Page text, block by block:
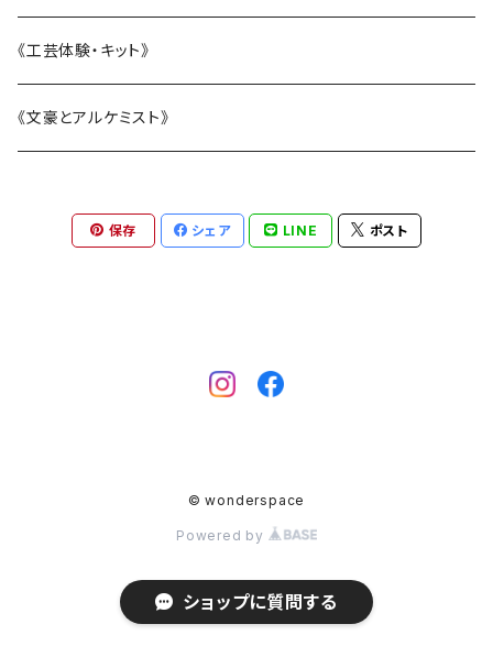
KANAZAWAシリーズ
BOTANIC ISHIKAWA -ボタニックイシカワ-
電車シリーズ
河村澄香
川崎知美
山近一憲
ガラス
漆
リング
ピアス・イヤリング
ブローチ
《工芸体験・キット》
《文豪とアルケミスト》
保存 シェア LINE ポスト
© wonderspace
Powered by
ショップに質問する